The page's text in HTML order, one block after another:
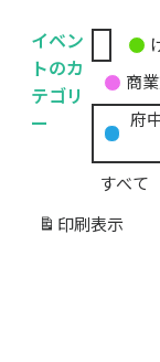
イベン
トのカ
テゴリ
ー
無
題
の
カ
テ
ゴ
リ
商
府
すべて
印刷 表示